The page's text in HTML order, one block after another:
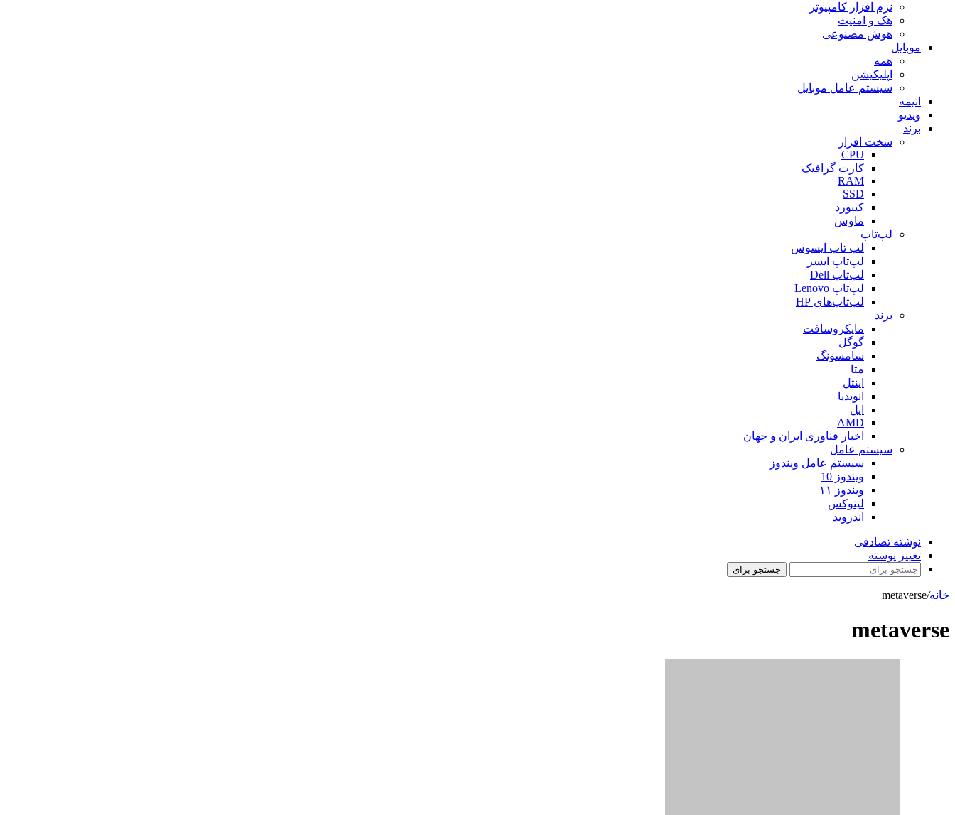
نرم افزار کامپیوتر
هک و امنیت
هوش مصنوعی
موبایل
همه
اپلیکیشن
سیستم عامل موبایل
انیمه
ویدیو
برند
سخت افزار
CPU
کارت گرافیک
RAM
SSD
کیبورد
ماوس
لپ‌تاپ
لپ تاپ ایسوس
لپ‌تاپ ایسر
لپ‌تاپ Dell
لپ‌تاپ Lenovo
لپ‌تاپ‌های HP
برند
مایکروسافت
گوگل
سامسونگ
متا
اینتل
انویدیا
اپل
AMD
اخبار فناوری ایران و جهان
سیستم عامل
سیستم عامل ویندوز
ویندوز 10
ویندوز ۱۱
لینوکس
اندروید
نوشته تصادفی
تغییر پوسته
جستجو برای
خانه/
metaverse
metaverse